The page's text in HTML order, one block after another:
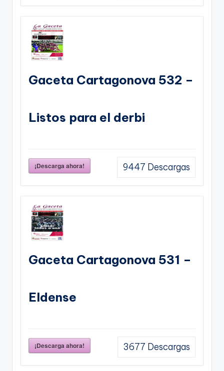
Gaceta Cartagonova 532 –
Listos para el derbi
¡Descarga ahora! 9447 Descargas
Gaceta Cartagonova 531 –
Eldense
¡Descarga ahora! 3677 Descargas